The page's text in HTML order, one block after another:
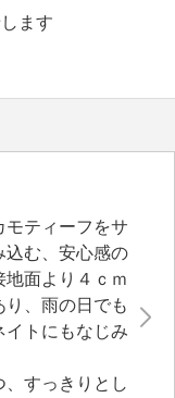
ます
モティーフをサ
込む、安心感の
面より４ｃｍ
、雨の日でも
イトにもなじみ
すっきりとし